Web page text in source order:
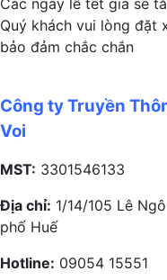
Các ngày lễ tết giá sẽ
Quý khách vui lòng đặt
bảo đảm chắc chắn
Công ty Truyền
Voi
MST: 3301546133
Địa chỉ: 1/14/105 Lê
phố Huế
Hotline: 09054 15551